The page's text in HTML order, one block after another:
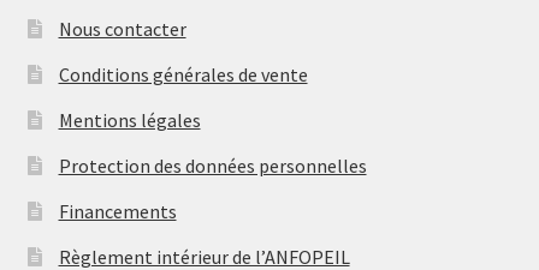
Nous contacter
Conditions générales de vente
Mentions légales
Protection des données personnelles
Financements
Règlement intérieur de l’ANFOPEIL